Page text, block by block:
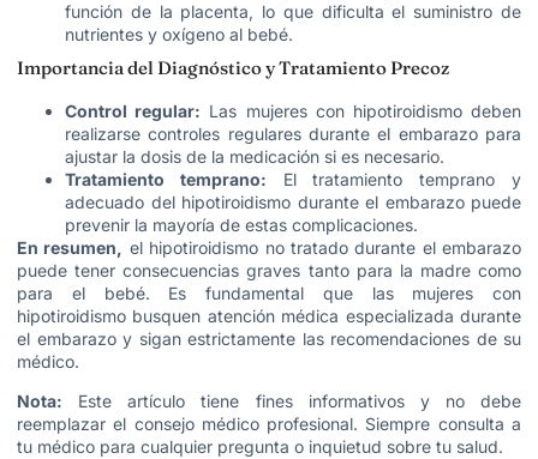
función de la placenta, lo que dificulta el suministro de
nutrientes y oxígeno al bebé.
Importancia del Diagnóstico y Tratamiento Precoz
Control regular: Las mujeres con hipotiroidismo deben
realizarse controles regulares durante el embarazo para
ajustar la dosis de la medicación si es necesario.
Tratamiento temprano: El tratamiento temprano y
adecuado del hipotiroidismo durante el embarazo puede
prevenir la mayoría de estas complicaciones.
En resumen, el hipotiroidismo no tratado durante el embarazo
puede tener consecuencias graves tanto para la madre como
para el bebé. Es fundamental que las mujeres con
hipotiroidismo busquen atención médica especializada durante
el embarazo y sigan estrictamente las recomendaciones de su
médico.
Nota: Este artículo tiene fines informativos y no debe
reemplazar el consejo médico profesional. Siempre consulta a
tu médico para cualquier pregunta o inquietud sobre tu salud.